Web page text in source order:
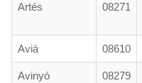
Artés 08271
Avià 08610
Avinyó 08279